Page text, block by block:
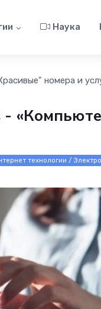
Наука
номера и
-
технологии /